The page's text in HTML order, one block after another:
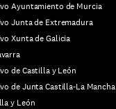
Ayuntamiento de Murcia
Junta de Extremadura
Xunta de Galicia
de Castilla y León
de Junta Castilla-La Mancha
y León